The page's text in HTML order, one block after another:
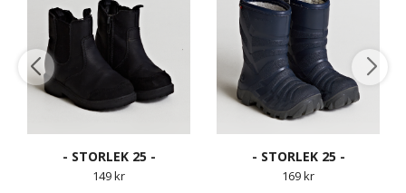
- STORLEK 25 -
149 kr
- STORLEK 25 -
169 kr